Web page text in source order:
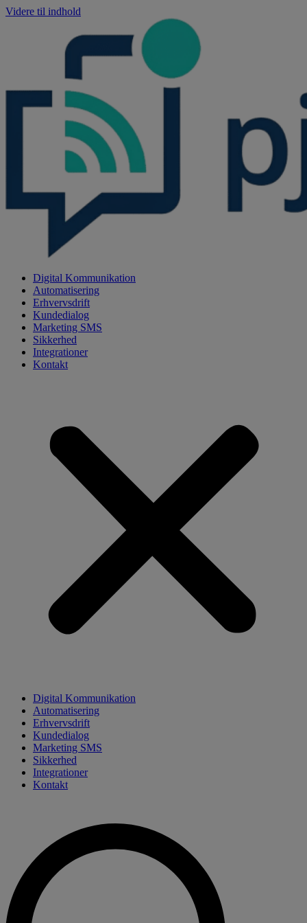
Videre til indhold
Digital Kommunikation
Automatisering
Erhvervsdrift
Kundedialog
Marketing SMS
Sikkerhed
Integrationer
Kontakt
Digital Kommunikation
Automatisering
Erhvervsdrift
Kundedialog
Marketing SMS
Sikkerhed
Integrationer
Kontakt